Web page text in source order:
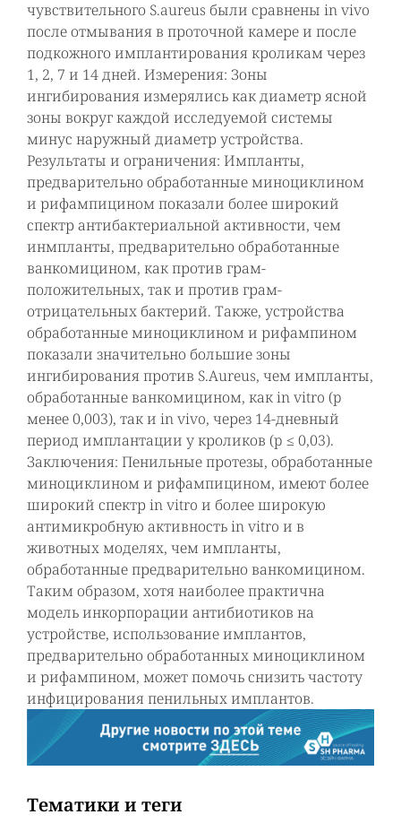
чувствительного S.aureus были сравнены in vivo
после отмывания в проточной камере и после
подкожного имплантирования кроликам через
1, 2, 7 и 14 дней. Измерения: Зоны
ингибирования измерялись как диаметр ясной
зоны вокруг каждой исследуемой системы
минус наружный диаметр устройства.
Результаты и ограничения: Импланты,
предварительно обработанные миноциклином
и рифампицином показали более широкий
спектр антибактериальной активности, чем
инмпланты, предварительно обработанные
ванкомицином, как против грам-
положительных, так и против грам-
отрицательных бактерий. Также, устройства
обработанные миноциклином и рифампином
показали значительно большие зоны
ингибирования против S.Aureus, чем импланты,
обработанные ванкомицином, как in vitro (p
менее 0,003), так и in vivo, через 14-дневный
период имплантации у кроликов (p ≤ 0,03).
Заключения: Пенильные протезы, обработанные
миноциклином и рифампицином, имеют более
широкий спектр in vitro и более широкую
антимикробную активность in vitro и в
животных моделях, чем импланты,
обработанные предварительно ванкомицином.
Таким образом, хотя наиболее практична
модель инкорпорации антибиотиков на
устройстве, использование имплантов,
предварительно обработанных миноциклином
и рифампином, может помочь снизить частоту
инфицирования пенильных имплантов.
Тематики и теги